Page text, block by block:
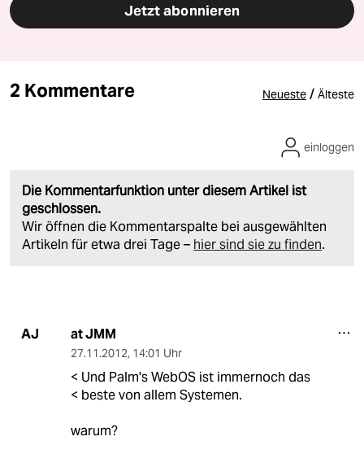
Jetzt abonnieren
2 Kommentare Neueste / Älteste
Die Kommentarfunktion unter diesem Artikel ist
geschlossen.
Wir öffnen die Kommentarspalte bei ausgewählten
Artikeln für etwa drei Tage – hier sind sie zu finden.
einloggen
AJ at JMM
27.11.2012, 14:01 Uhr
< Und Palm's WebOS ist immernoch das
< beste von allem Systemen.
warum?